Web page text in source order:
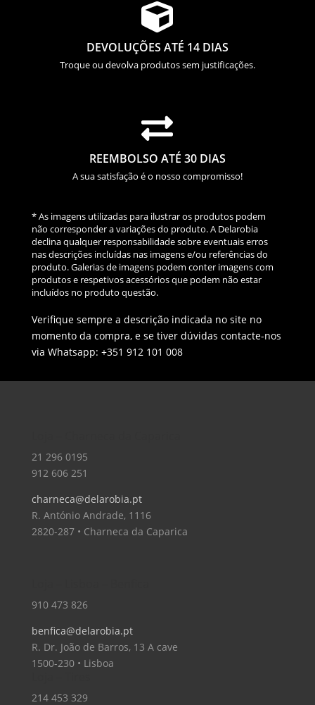

DEVOLUÇÕES ATÉ 14 DIAS
Troque ou devolva produtos sem justificações.

REEMBOLSO ATÉ 30 DIAS
A sua satisfação é o nosso compromisso!
* As imagens utilizadas para ilustrar os produtos podem
não corresponder a variações do produto. A Delarobia
declina qualquer responsabilidade sobre eventuais erros
nas descrições incluídas nas imagens e/ou referências do
produto. Galerias de imagens podem conter imagens com
produtos e respetivos acessórios que podem não estar
incluídos no produto questão.
Verifique sempre a descrição indicada no site no
momento da compra, e se tiver dúvidas contacte-nos
via Whatsapp: +351 912 101 008
21 296 0195
912 606 251
charneca@delarobia.pt
R. António Andrade, 1116
2820-287 • Charneca da Caparica
910 473 826
benfica@delarobia.pt
R. Dr. João de Barros, 13 A cave
1500-230 • Lisboa
214 453 329